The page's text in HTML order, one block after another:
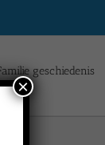
geschiedenis
×